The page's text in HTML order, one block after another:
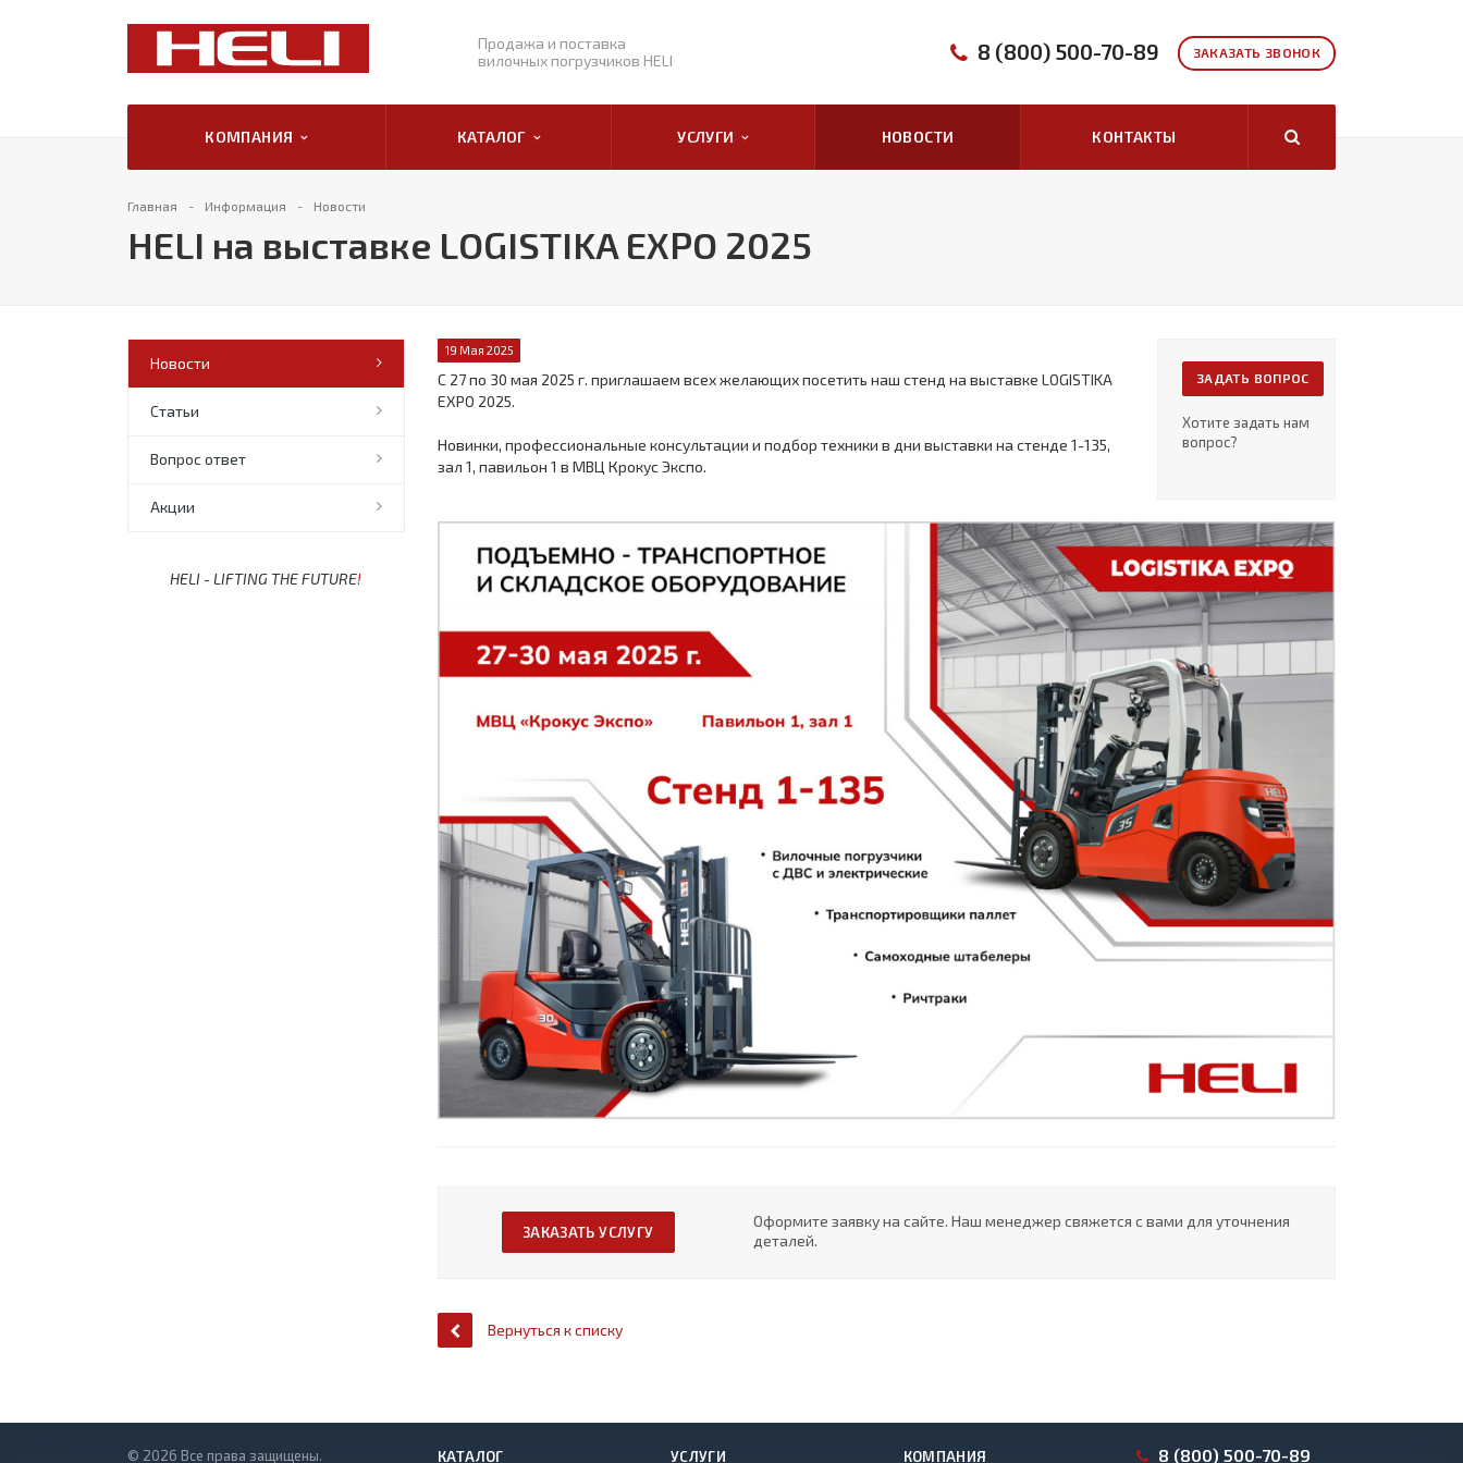
Продажа и поставка
вилочных погрузчиков HELI
ЗАКАЗАТЬ ЗВОНОК
8 (800) 500-70-89
КОМПАНИЯ КАТАЛОГ УСЛУГИ НОВОСТИ КОНТАКТЫ
Главная Информация Новости
HELI на выставке LOGISTIKA EXPO 2025
Новости
Статьи
Вопрос ответ
Акции
HELI - LIFTING THE FUTURE!
ЗАДАТЬ ВОПРОС
Хотите задать нам
вопрос?
19 Мая 2025
С 27 по 30 мая 2025 г. приглашаем всех желающих посетить наш стенд на выставке LOGISTIKA
EXPO 2025.
Новинки, профессиональные консультации и подбор техники в дни выставки на стенде 1-135,
зал 1, павильон 1 в МВЦ Крокус Экспо.
ЗАКАЗАТЬ УСЛУГУ
Оформите заявку на сайте. Наш менеджер свяжется с вами для уточнения
деталей.
Вернуться к списку
© 2026 Все права защищены. КАТАЛОГ УСЛУГИ КОМПАНИЯ 8 (800) 500-70-89